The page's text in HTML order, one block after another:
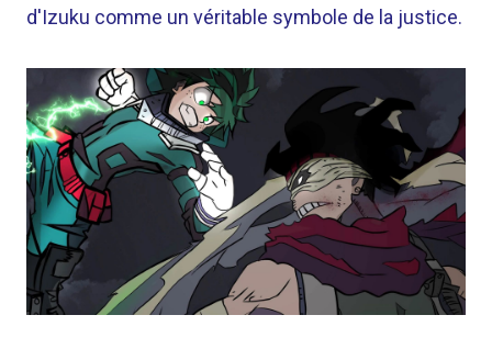
d'Izuku comme un véritable symbole de la justice.